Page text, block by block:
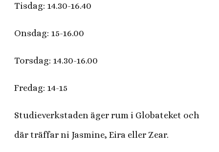
Tisdag: 14.30-16.40
Onsdag: 15-16.00
Torsdag: 14.30-16.00
Fredag: 14-15
Studieverkstaden äger rum i Globateket och
där träffar ni Jasmine, Eira eller Zear.